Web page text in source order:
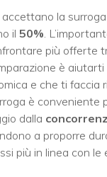
la
il 50% .
più offerte
è
e che ti faccia
è conveniente
dalla
a proporre
più in linea con le